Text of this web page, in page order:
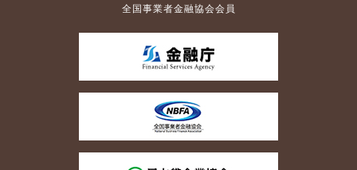
全国事業者金融協会会員